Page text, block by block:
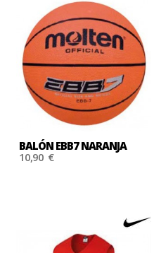
BALÓN EBB7 NARANJA
10,90 €